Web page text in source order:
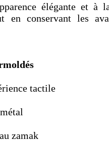
élégante et à
en conservant les
tactile
zamak